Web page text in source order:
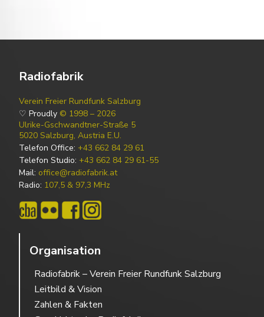
Radiofabrik
Verein Freier Rundfunk Salzburg
♡ Proudly © 1998 – 2026
Ulrike-Gschwandtner-Straße 5
5020 Salzburg, Austria E.U.
Telefon Office: +43 662 84 29 61
Telefon Studio: +43 662 84 29 61-55
Mail: office@radiofabrik.at
Radio: 107,5 & 97,3 MHz
Organisation
Radiofabrik – Verein Freier Rundfunk Salzburg
Leitbild & Vision
Zahlen & Fakten